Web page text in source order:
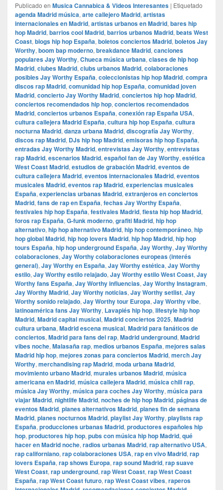
Publicado en Musica Cannabica & Videos Interesantes | Etiquetado
agenda Madrid música, arte callejero Madrid, artistas
internacionales en Madrid, artistas urbanos en Madrid, bares hip
hop Madrid, barrios cool Madrid, barrios urbanos Madrid, beats West
Coast, blogs hip hop España, boletos conciertos Madrid, boletos Jay
Worthy, boom bap moderno, breakdance Madrid, canciones
populares Jay Worthy, Chueca música urbana, clases de hip hop
Madrid, clubes Madrid, clubs urbanos Madrid, colaboraciones
posibles Jay Worthy España, coleccionistas hip hop Madrid, compra
discos rap Madrid, comunidad hip hop España, comunidad joven
Madrid, concierto Jay Worthy Madrid, conciertos hip hop Madrid,
conciertos recomendados hip hop, conciertos recomendados
Madrid, conciertos urbanos España, conexión rap España USA,
cultura callejera Madrid España, cultura hip hop España, cultura
nocturna Madrid, danza urbana Madrid, discografía Jay Worthy,
discos rap Madrid, DJs hip hop Madrid, emisoras hip hop España,
entradas Jay Worthy Madrid, entrevistas Jay Worthy, entrevistas
rap Madrid, escenarios Madrid, español fan de Jay Worthy, estética
West Coast Madrid, estudios de grabación Madrid, eventos de
cultura callejera Madrid, eventos internacionales Madrid, eventos
musicales Madrid, eventos rap Madrid, experiencias musicales
España, experiencias urbanas Madrid, extranjeros en conciertos
Madrid, fans de rap en España, fechas Jay Worthy España,
festivales hip hop España, festivales Madrid, fiesta hip hop Madrid,
foros rap España, G-funk moderno, grafiti Madrid, hip hop
alternativo, hip hop alternativo Madrid, hip hop contemporáneo, hip
hop global Madrid, hip hop lovers Madrid, hip hop Madrid, hip hop
tours España, hip hop underground España, Jay Worthy, Jay Worthy
colaboraciones, Jay Worthy colaboraciones europeas (interés
general), Jay Worthy en España, Jay Worthy estética, Jay Worthy
estilo, Jay Worthy estilo relajado, Jay Worthy estilo West Coast, Jay
Worthy fans España, Jay Worthy influencias, Jay Worthy Instagram,
Jay Worthy Madrid, Jay Worthy noticias, Jay Worthy setlist, Jay
Worthy sonido relajado, Jay Worthy tour Europa, Jay Worthy vibe,
latinoamérica fans Jay Worthy, Lavapiés hip hop, lifestyle hip hop
Madrid, Madrid capital musical, Madrid conciertos 2025, Madrid
cultura urbana, Madrid escena musical, Madrid para fanáticos de
conciertos, Madrid para fans del rap, Madrid underground, Madrid
vibes noche, Malasaña rap, medios urbanos España, mejores salas
Madrid hip hop, mejores zonas para conciertos Madrid, merch Jay
Worthy, merchandising rap Madrid, moda urbana Madrid,
movimiento urbano Madrid, murales urbanos Madrid, música
americana en Madrid, música callejera Madrid, música chill rap,
música Jay Worthy, música para coches Jay Worthy, música para
viajar Madrid, nightlife Madrid, noches de hip hop Madrid, páginas de
eventos Madrid, planes alternativos Madrid, planes fin de semana
Madrid, planes nocturnos Madrid, playlist Jay Worthy, playlists rap
España, producciones urbanas Madrid, productores españoles hip
hop, productores hip hop, pubs con música hip hop Madrid, qué
hacer en Madrid noche, radios urbanas Madrid, rap alternativo USA,
rap californiano, rap colaboraciones USA, rap en vivo Madrid, rap
lovers España, rap shows Europa, rap sound Madrid, rap suave
West Coast, rap underground, rap West Coast, rap West Coast
España, rap West Coast futuro, rap West Coast vibes, raperos